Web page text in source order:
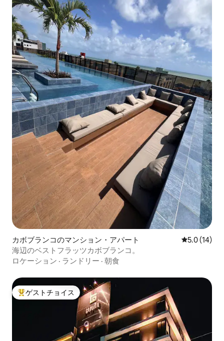
カボブランコのマンション・アパート レビュー14
5.0 (14)
海辺のベストフラッツカボブランコ。
ロケーション · ランドリー · 朝食
大好評のゲストチョイスです。
ゲストチョイス